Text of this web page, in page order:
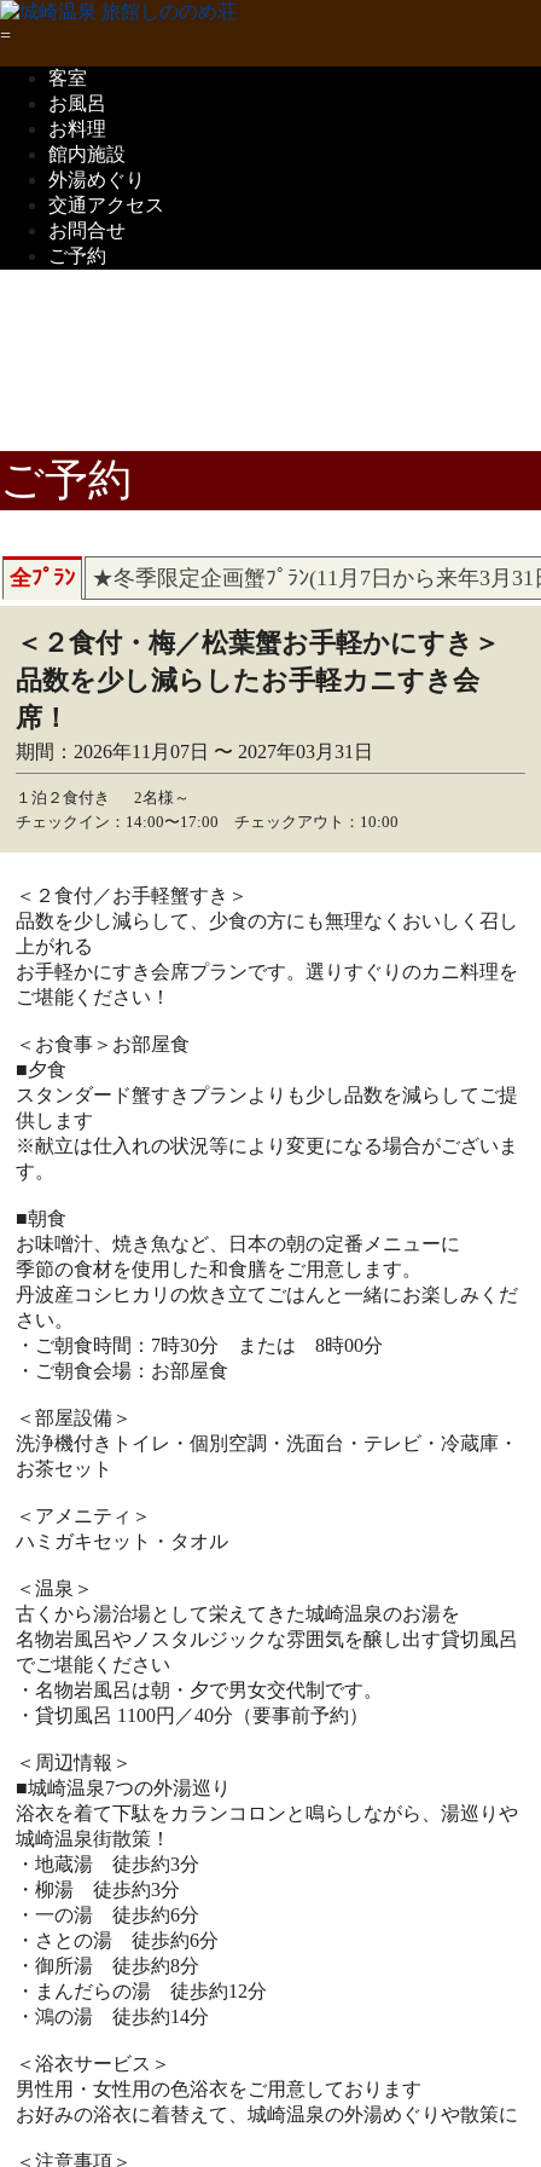
客室
お風呂
お料理
館内施設
外湯めぐり
交通アクセス
お問合せ
ご予約
ご予約
全ﾌﾟﾗﾝ ★冬季限定企画蟹ﾌﾟﾗﾝ(11月7日から来年3月
＜２食付・梅／松葉蟹お手軽かにすき＞
品数を少し減らしたお手軽カニすき会
席！
期間：2026年11月07日 〜 2027年03月31日
１泊２食付き
2名様～
チェックイン：14:00〜17:00 チェックアウト：10:00
＜２食付／お手軽蟹すき＞
品数を少し減らして、少食の方にも無理なくおいしく召し
上がれる
お手軽かにすき会席プランです。選りすぐりのカニ料理を
ご堪能ください！
＜お食事＞お部屋食
■夕食
スタンダード蟹すきプランよりも少し品数を減らしてご提
供します
※献立は仕入れの状況等により変更になる場合がございま
す。
■朝食
お味噌汁、焼き魚など、日本の朝の定番メニューに
季節の食材を使用した和食膳をご用意します。
丹波産コシヒカリの炊き立てごはんと一緒にお楽しみくだ
さい。
・ご朝食時間：7時30分 または 8時00分
・ご朝食会場：お部屋食
＜部屋設備＞
洗浄機付きトイレ・個別空調・洗面台・テレビ・冷蔵庫・
お茶セット
＜アメニティ＞
ハミガキセット・タオル
＜温泉＞
古くから湯治場として栄えてきた城崎温泉のお湯を
名物岩風呂やノスタルジックな雰囲気を醸し出す貸切風呂
でご堪能ください
・名物岩風呂は朝・夕で男女交代制です。
・貸切風呂 1100円／40分（要事前予約）
＜周辺情報＞
■城崎温泉7つの外湯巡り
浴衣を着て下駄をカランコロンと鳴らしながら、湯巡りや
城崎温泉街散策！
・地蔵湯 徒歩約3分
・柳湯 徒歩約3分
・一の湯 徒歩約6分
・さとの湯 徒歩約6分
・御所湯 徒歩約8分
・まんだらの湯 徒歩約12分
・鴻の湯 徒歩約14分
＜浴衣サービス＞
男性用・女性用の色浴衣をご用意しております
お好みの浴衣に着替えて、城崎温泉の外湯めぐりや散策に
＜注意事項＞